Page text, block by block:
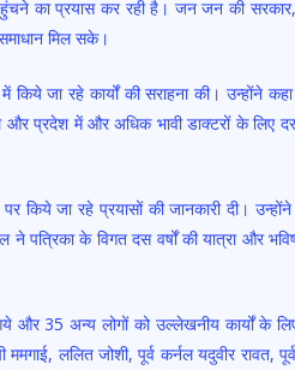
का प्रयास कर रही है। जन जन की
मिल सके।
जा रहे कार्यों की सराहना की। उन्होंने
और प्रदेश में और अधिक भावी डाक्टरों के लिए
किये जा रहे प्रयासों की जानकारी दी।
पत्रिका के विगत दस वर्षों की यात्रा और
और 35 अन्य लोगों को उल्लेखनीय कार्यों के
ललित जोशी, पूर्व कर्नल यदुवीर रावत,